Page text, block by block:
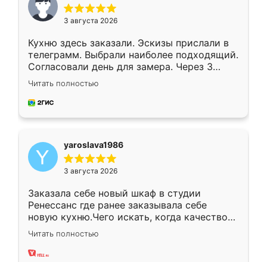
3 августа 2026
Кухню здесь заказали. Эскизы прислали в
телеграмм. Выбрали наиболее подходящий.
Согласовали день для замера. Через 3
недели кухня была уже готова. Остались
довольны работой. Спасибо Ренессанс
мебель за качественную работу!
Читать полностью
yaroslava1986
3 августа 2026
Заказала себе новый шкаф в студии
Ренессанс где ранее заказывала себе
новую кухню.Чего искать, когда качеством
вполне довольна. Служит кухня уже почти
два года, нареканий нет.
Читать полностью